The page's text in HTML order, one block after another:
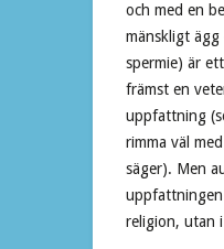
och med en
mänskligt ägg
spermie) är
främst en
uppfattning
rimma väl
säger). Men
religion, utan